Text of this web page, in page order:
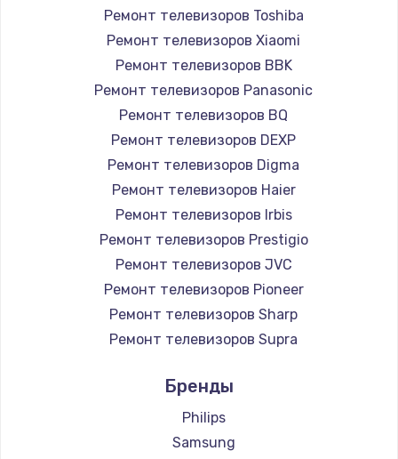
Замена картридера
Заказать
Замена микросхемы NFC
1100 руб.
Заказать
Замена шим-контроллера
3900 руб.
Заказать
1030 руб.
Заказать
Ремонт телевизоров Toshiba
Ремонт телевизоров Xiaomi
Ремонт телевизоров BBK
Ремонт телевизоров Panasonic
Ремонт телевизоров BQ
Ремонт телевизоров DEXP
Ремонт телевизоров Digma
Ремонт телевизоров Haier
Ремонт телевизоров Irbis
Ремонт телевизоров Prestigio
Ремонт телевизоров JVC
Ремонт телевизоров Pioneer
Ремонт телевизоров Sharp
Ремонт телевизоров Supra
Ремонт телевизоров Hisense
Ремонт телевизоров Daewoo
Ремонт телевизоров Centek
Бренды
Philips
Samsung